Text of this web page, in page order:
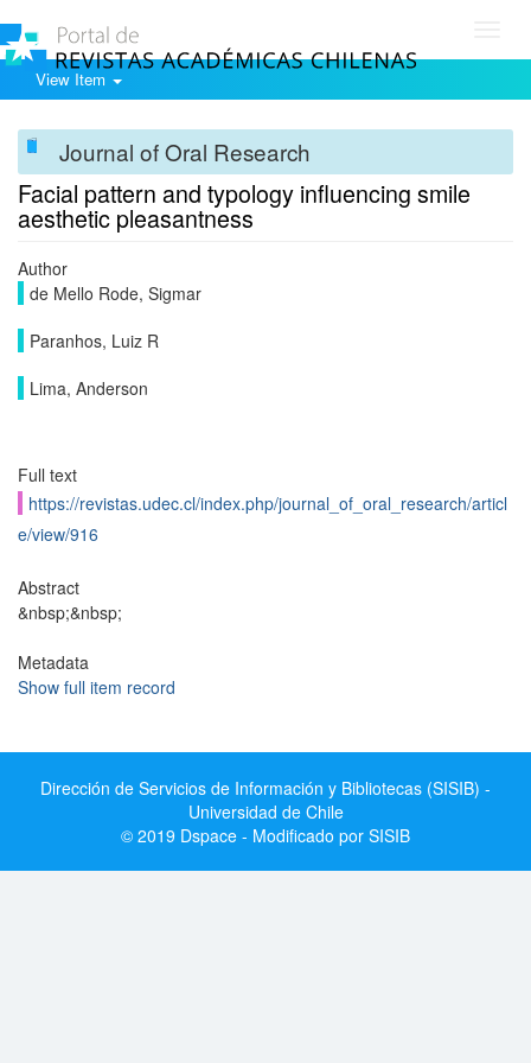
View Item
Journal of Oral Research
Facial pattern and typology influencing smile
aesthetic pleasantness
Author
de Mello Rode, Sigmar
Paranhos, Luiz R
Lima, Anderson
Full text
https://revistas.udec.cl/index.php/journal_of_oral_research/articl
e/view/916
Abstract
&nbsp;&nbsp;
Metadata
Show full item record
Dirección de Servicios de Información y Bibliotecas (SISIB) -
Universidad de Chile
© 2019 Dspace - Modificado por SISIB